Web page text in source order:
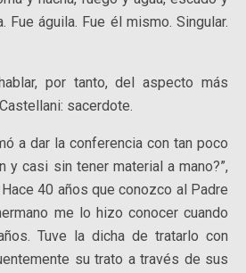
Fue águila. Fue él mismo. Singular.
por tanto, del aspecto más
sacerdote.
dar la conferencia con tan poco
y casi sin tener material a mano?”,
40 años que conozco al Padre
me lo hizo conocer cuando
Tuve la dicha de tratarlo con
su trato a través de sus